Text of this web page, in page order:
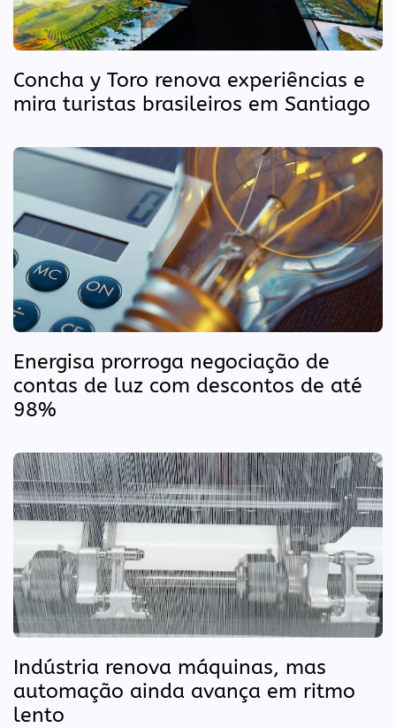
Concha y Toro renova experiências e
mira turistas brasileiros em Santiago
Energisa prorroga negociação de
contas de luz com descontos de até
98%
Indústria renova máquinas, mas
automação ainda avança em ritmo
lento